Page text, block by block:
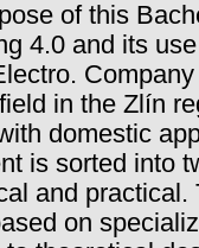
of this
4.0 and its
in the Zlín
domestic
is sorted into
and practical.
on